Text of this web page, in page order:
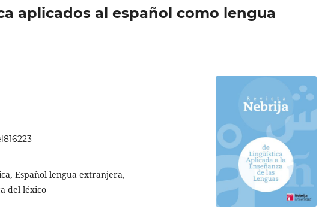
aplicados al español como lengua
Español lengua extranjera,
del léxico